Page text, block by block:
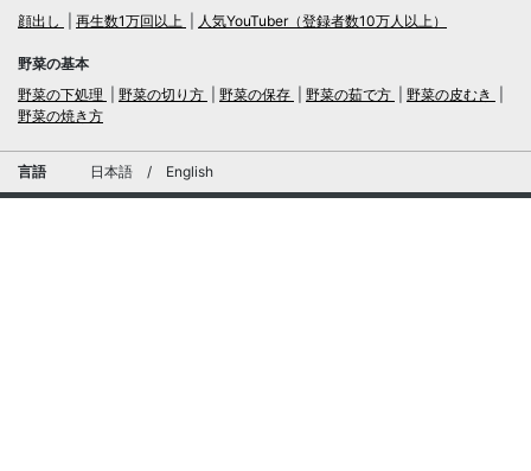
顔出し
再生数1万回以上 人気YouTuber（登録者数10万人以上）
野菜の基本
野菜の下処理
野菜の切り方 野菜の保存 野菜の茹で方
野菜の皮むき
野菜の焼き方
言語 日本語 / English